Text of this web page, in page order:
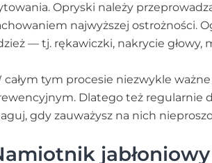
Opryski należy
najwyższej ostrożności.
— tj. rękawiczki, nakrycie głowy,
całym tym procesie niezwykle
Dlatego też regularnie
gdy zauważysz na nich